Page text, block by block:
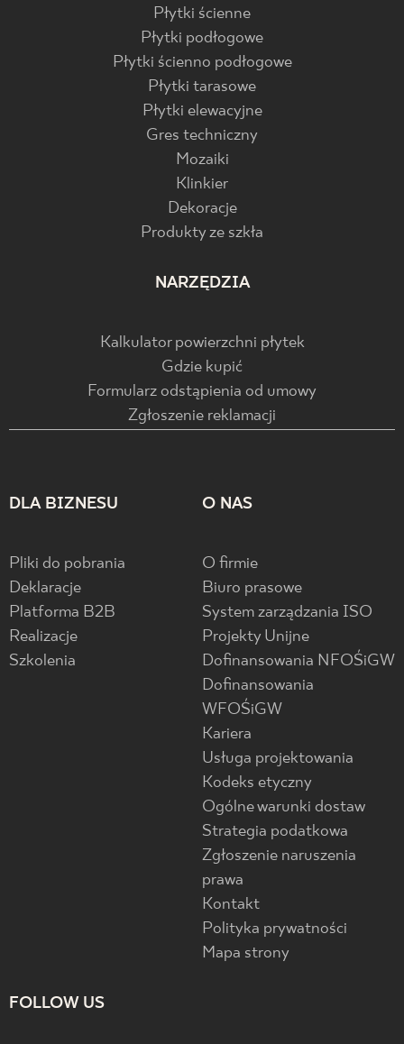
Płytki ścienne
Płytki podłogowe
Płytki ścienno podłogowe
Płytki tarasowe
Płytki elewacyjne
Gres techniczny
Mozaiki
Klinkier
Dekoracje
Produkty ze szkła
NARZĘDZIA
Kalkulator powierzchni płytek
Gdzie kupić
Formularz odstąpienia od umowy
Zgłoszenie reklamacji
DLA BIZNESU
Pliki do pobrania
Deklaracje
Platforma B2B
Realizacje
Szkolenia
O NAS
O firmie
Biuro prasowe
System zarządzania ISO
Projekty Unijne
Dofinansowania NFOŚiGW
Dofinansowania
WFOŚiGW
Kariera
Usługa projektowania
Kodeks etyczny
Ogólne warunki dostaw
Strategia podatkowa
Zgłoszenie naruszenia
prawa
Kontakt
Polityka prywatności
Mapa strony
FOLLOW US